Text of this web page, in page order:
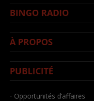
BINGO RADIO
À PROPOS
PUBLICITÉ
- Opportunités d’affaires